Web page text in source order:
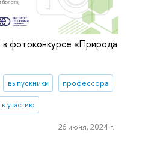
фотоконкурсе «Природа
выпускники профессора
участию
26 июня, 2024 г.